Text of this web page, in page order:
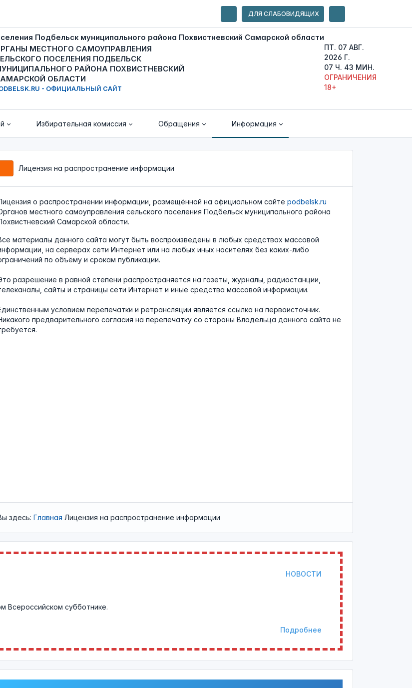
ДЛЯ СЛАБОВИДЯЩИХ
МЕСТНОГО САМОУПРАВЛЕНИЯ
ПОСЕЛЕНИЯ ПОДБЕЛЬСК
РАЙОНА ПОХВИСТНЕВСКИЙ
ОБЛАСТИ
- ОФИЦИАЛЬНЫЙ САЙТ
ПТ. 07 АВГ.
2026 Г.
07 Ч. 43 МИН.
ОГРАНИЧЕНИЯ
18+
Избирательная комиссия Обращения Информация
Лицензия на распространение информации
о распространении информации, размещённой на официальном сайте podbelsk.ru
местного самоуправления сельского поселения Подбельск муниципального района
Самарской области.
материалы данного сайта могут быть воспроизведены в любых средствах массовой
на серверах сети Интернет или на любых иных носителях без каких-либо
по объёму и срокам публикации.
разрешение в равной степени распространяется на газеты, журналы, радиостанции,
сайты и страницы сети Интернет и иные средства массовой информации.
условием перепечатки и ретрансляции является ссылка на первоисточник.
предварительного согласия на перепечатку со стороны Владельца данного сайта не
здесь: Главная Лицензия на распространение информации
НОВОСТИ
Всероссийском субботнике.
Подробнее